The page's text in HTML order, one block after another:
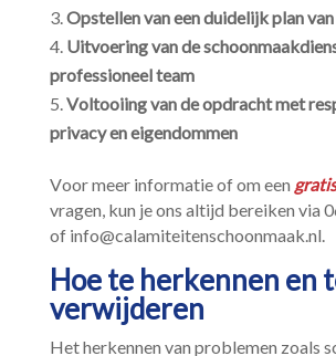
Opstellen van een duidelijk plan
Uitvoering van de
professioneel team
Voltooiing van de opdracht met
privacy en eigendommen
Voor meer informatie of om een
vragen, kun je ons altijd bereiken via
of info@calamiteitenschoonmaak.​nl.​
Hoe te herkennen en
verwijderen
Het herkennen van problemen zoals